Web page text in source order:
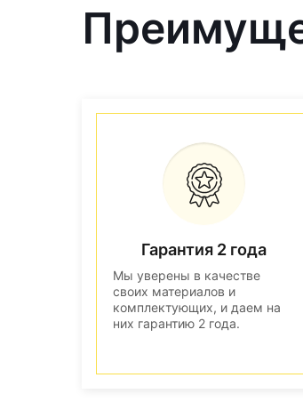
Гарантия 2 года
Мы уверены в качестве
своих материалов и
комплектующих, и даем на
них гарантию 2 года.